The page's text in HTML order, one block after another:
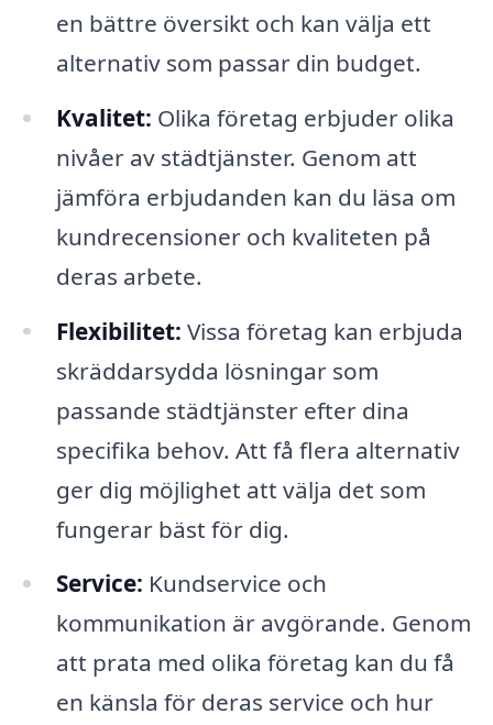
en bättre översikt och kan välja ett
alternativ som passar din budget.
Kvalitet: Olika företag erbjuder olika
nivåer av städtjänster. Genom att
jämföra erbjudanden kan du läsa om
kundrecensioner och kvaliteten på
deras arbete.
Flexibilitet: Vissa företag kan erbjuda
skräddarsydda lösningar som
passande städtjänster efter dina
specifika behov. Att få flera alternativ
ger dig möjlighet att välja det som
fungerar bäst för dig.
Service: Kundservice och
kommunikation är avgörande. Genom
att prata med olika företag kan du få
en känsla för deras service och hur